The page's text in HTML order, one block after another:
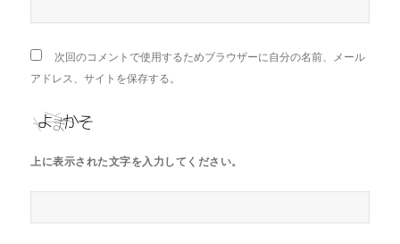
次回のコメントで使用するためブラウザーに自分の名前、メール
アドレス、サイトを保存する。
上に表示された文字を入力してください。